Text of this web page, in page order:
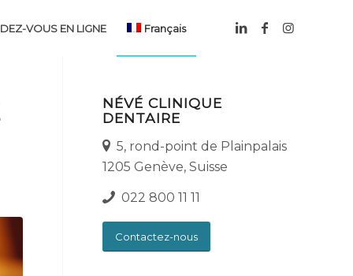
VOUS EN LIGNE Français
NÉVÉ CLINIQUE
DENTAIRE
5, rond-point de Plainpalais
1205 Genève, Suisse
022 800 11 11
Contactez-nous